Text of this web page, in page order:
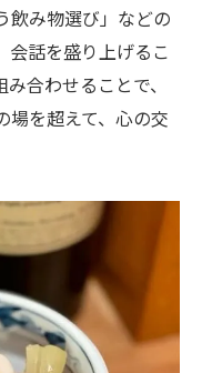
飲み物選び」などの
会話を盛り上げるこ
合わせることで、
場を超えて、心の交